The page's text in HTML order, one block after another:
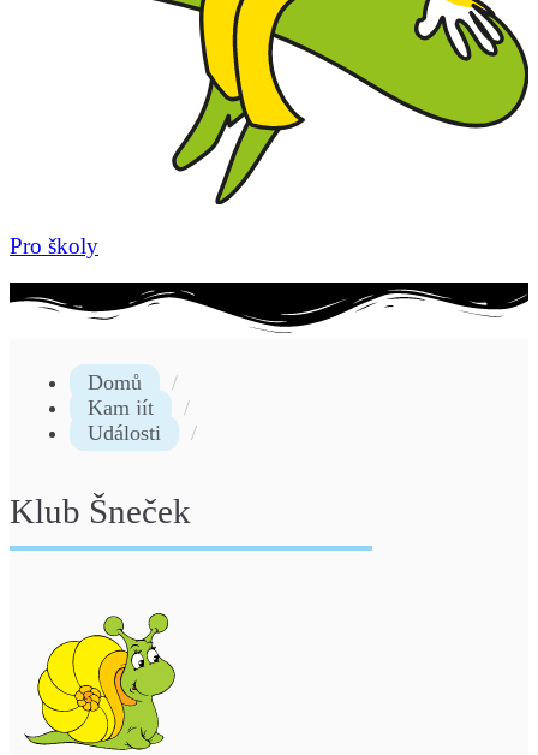
Pro školy
Domů
Kam jít
Události
Klub Šneček